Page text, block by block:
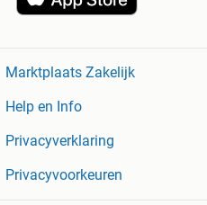
Marktplaats Zakelijk
Help en Info
Privacyverklaring
Privacyvoorkeuren